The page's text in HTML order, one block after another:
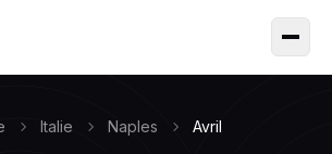
Italie Naples Avril